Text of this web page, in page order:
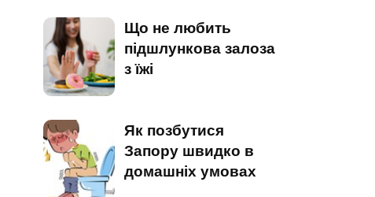
Що не любить
підшлункова залоза
з їжі
Як позбутися
Запору швидко в
домашніх умовах